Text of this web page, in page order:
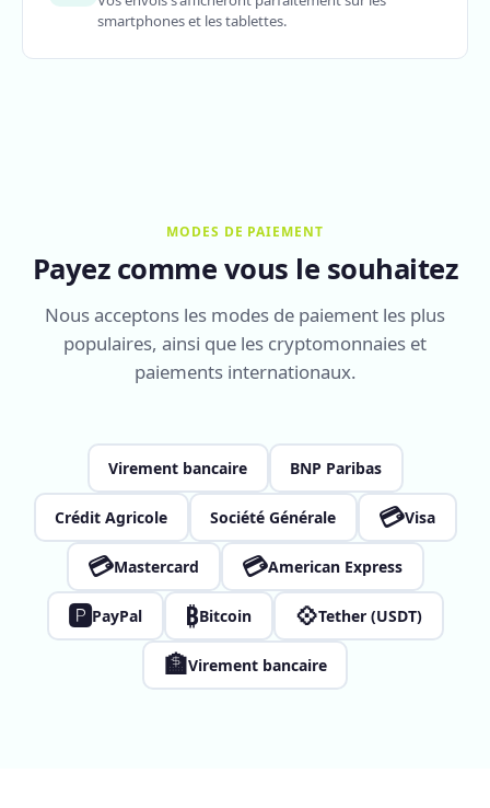
smartphones et les tablettes.
MODES DE PAIEMENT
Payez comme vous le souhaitez
Nous acceptons les modes de paiement les plus
populaires, ainsi que les cryptomonnaies et
paiements internationaux.
Virement bancaire BNP Paribas
Crédit Agricole Société Générale 💳Visa
💳Mastercard 💳American Express
🅿PayPal ₿Bitcoin 💠Tether (USDT)
🏦Virement bancaire